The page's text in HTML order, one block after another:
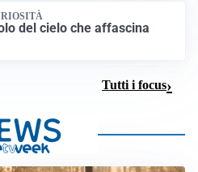
del cielo che affascina
Tutti i focus